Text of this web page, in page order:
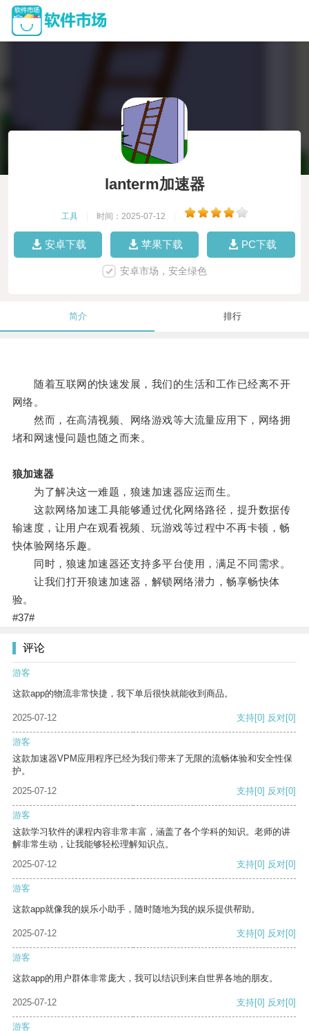
lanterm加速器
工具 时间：2025-07-12
安卓下载 苹果下载 PC下载
安卓市场，安全绿色
简介 排行
随着互联网的快速发展，我们的生活和工作已经离不开
网络。
然而，在高清视频、网络游戏等大流量应用下，网络拥
堵和网速慢问题也随之而来。
狼加速器
为了解决这一难题，狼速加速器应运而生。
这款网络加速工具能够通过优化网络路径，提升数据传
输速度，让用户在观看视频、玩游戏等过程中不再卡顿，畅
快体验网络乐趣。
同时，狼速加速器还支持多平台使用，满足不同需求。
让我们打开狼速加速器，解锁网络潜力，畅享畅快体
验。
#37#
评论
游客
这款app的物流非常快捷，我下单后很快就能收到商品。
2025-07-12 支持[0] 反对[0]
游客
这款加速器VPM应用程序已经为我们带来了无限的流畅体验和安全性保
护。
2025-07-12
支持[0] 反对[0]
游客
这款学习软件的课程内容非常丰富，涵盖了各个学科的知识。老师的讲
解非常生动，让我能够轻松理解知识点。
2025-07-12
支持[0] 反对[0]
游客
这款app就像我的娱乐小助手，随时随地为我的娱乐提供帮助。
2025-07-12 支持[0] 反对[0]
游客
这款app的用户群体非常庞大，我可以结识到来自世界各地的朋友。
2025-07-12 支持[0] 反对[0]
游客